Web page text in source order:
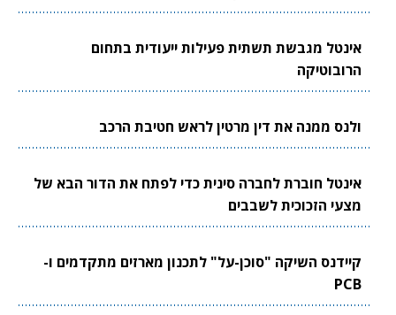
אינטל מגבשת תשתית פעילות ייעודית בתחום
הרובוטיקה
ולנס ממנה את דין מרטין לראש חטיבת הרכב
אינטל חוברת לחברה סינית כדי לפתח את הדור הבא של
מצעי הזכוכית לשבבים
קיידנס השיקה "סוכן-על" לתכנון מארזים מתקדמים ו-
PCB